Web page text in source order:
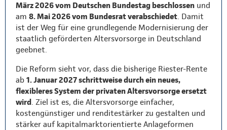
März 2026 vom Deutschen Bundestag beschlossen und
am 8. Mai 2026 vom Bundesrat verabschiedet. Damit
ist der Weg für eine grundlegende Modernisierung der
staatlich geförderten Altersvorsorge in Deutschland
geebnet.
Die Reform sieht vor, dass die bisherige Riester-Rente
ab 1. Januar 2027 schrittweise durch ein neues,
flexibleres System der privaten Altersvorsorge ersetzt
wird . Ziel ist es, die Altersvorsorge einfacher,
kostengünstiger und renditestärker zu gestalten und
stärker auf kapitalmarktorientierte Anlageformen